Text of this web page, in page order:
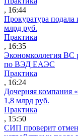
, 16:44
Прокуратура
млрд руб.
Практика
, 16:35
Экономколлегия ВС
по ВЭД ЕАЭС
Практика
, 16:24
Дочерняя компания
1,8 млрд руб.
Практика
, 15:50
СИП проверит